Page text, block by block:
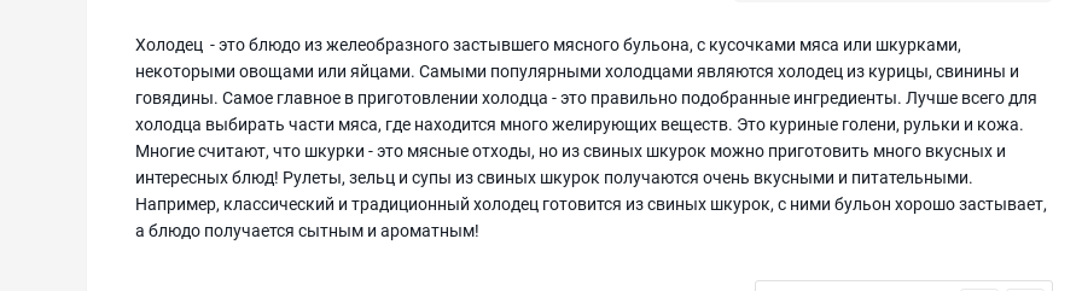
Холодец - это блюдо из желеобразного застывшего мясного бульона, с кусочками мяса или шкурками,
некоторыми овощами или яйцами. Самыми популярными холодцами являются холодец из курицы, свинины и
говядины. Самое главное в приготовлении холодца - это правильно подобранные ингредиенты. Лучше всего для
холодца выбирать части мяса, где находится много желирующих веществ. Это куриные голени, рульки и кожа.
Многие считают, что шкурки - это мясные отходы, но из свиных шкурок можно приготовить много вкусных и
интересных блюд! Рулеты, зельц и супы из свиных шкурок получаются очень вкусными и питательными.
Например, классический и традиционный холодец готовится из свиных шкурок, с ними бульон хорошо застывает,
а блюдо получается сытным и ароматным!